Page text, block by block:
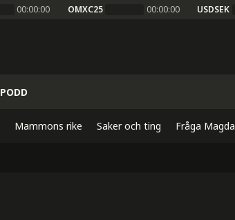
00:00:00 OMXC25 00:00:00 USDSEK
PODD
Mammons rike Saker och ting Fråga Magda